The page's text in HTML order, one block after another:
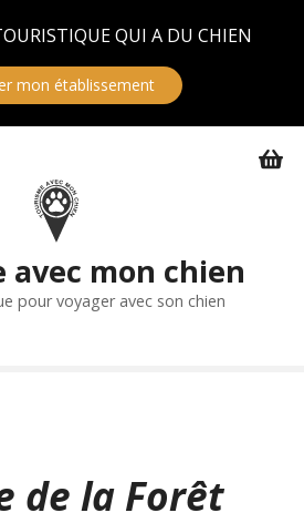
QUI A DU CHIEN
mon établissement
avec mon chien
pour voyager avec son chien
de la Forêt